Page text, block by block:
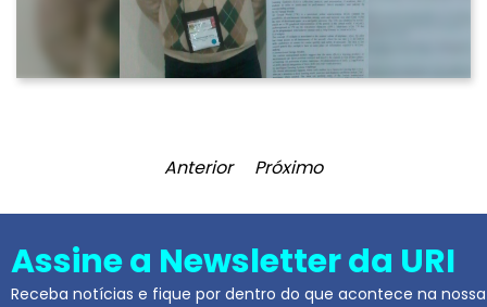
Anterior Próximo
Assine a Newsletter da URI
Receba notícias e fique por dentro do que acontece na nossa